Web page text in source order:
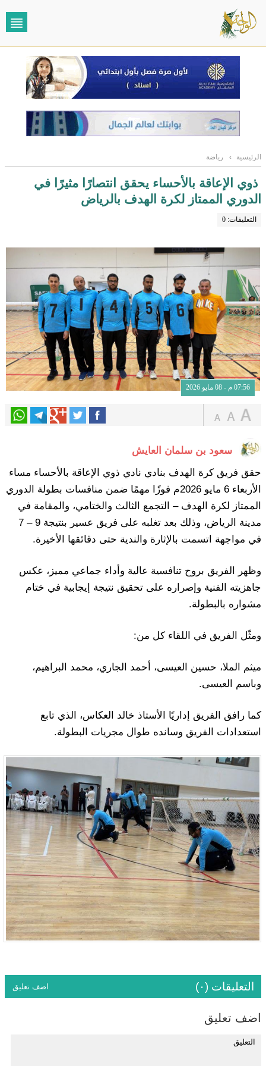
الرئيسية › رياضة
ذوي الإعاقة بالأحساء يحقق انتصارًا مثيرًا في
الدوري الممتاز لكرة الهدف بالرياض
التعليقات: 0
07:56 م - 08 مايو 2026
سعود بن سلمان العايش
حقق فريق كرة الهدف بنادي نادي ذوي الإعاقة بالأحساء مساء
الأربعاء 6 مايو 2026م فوزًا مهمًا ضمن منافسات بطولة الدوري
الممتاز لكرة الهدف – التجمع الثالث والختامي، والمقامة في
مدينة الرياض، وذلك بعد تغلبه على فريق عسير بنتيجة 9 – 7
في مواجهة اتسمت بالإثارة والندية حتى دقائقها الأخيرة.
وظهر الفريق بروح تنافسية عالية وأداء جماعي مميز، عكس
جاهزيته الفنية وإصراره على تحقيق نتيجة إيجابية في ختام
مشواره بالبطولة.
ومثّل الفريق في اللقاء كل من:
ميثم الملا، حسين العيسى، أحمد الجاري، محمد البراهيم،
وباسم العيسى.
كما رافق الفريق إداريًا الأستاذ خالد العكاس، الذي تابع
استعدادات الفريق وسانده طوال مجريات البطولة.
التعليقات (٠) اضف تعليق
اضف تعليق